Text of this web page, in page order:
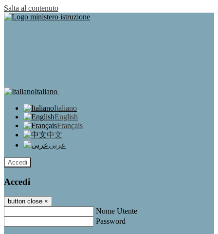
Salta al contenuto
Italiano
Italiano
English
Français
中文
عربى
Accedi
Accedi
button close ×
Nome Utente
Password